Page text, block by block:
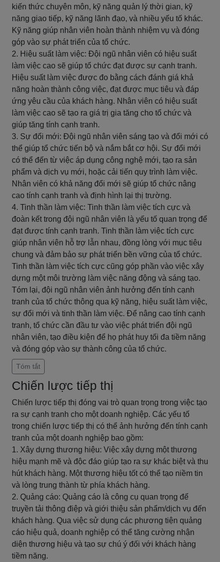
kiến thức chuyên môn, kỹ năng quản lý thời gian, kỹ
năng giao tiếp, kỹ năng lãnh đạo, và nhiều yếu tố khác.
Kỹ năng giúp nhân viên hoàn thành nhiệm vụ và đóng
góp vào sự phát triển của tổ chức.
2. Hiệu suất làm việc: Đội ngũ nhân viên có hiệu suất
làm việc cao sẽ giúp tổ chức đạt được sự cạnh tranh.
Hiệu suất làm việc được đo bằng cách đánh giá khả
năng hoàn thành công việc, đạt được mục tiêu và đáp
ứng yêu cầu của khách hàng. Nhân viên có hiệu suất
làm việc cao sẽ tạo ra giá trị gia tăng cho tổ chức và
giúp tăng tính cạnh tranh.
3. Sự đổi mới: Đội ngũ nhân viên sáng tạo và đổi mới có
thể giúp tổ chức tiến bộ và nắm bắt cơ hội. Sự đổi mới
có thể đến từ việc áp dụng công nghệ mới, tạo ra sản
phẩm và dịch vụ mới, hoặc cải tiến quy trình làm việc.
Nhân viên có khả năng đổi mới sẽ giúp tổ chức nâng
cao tính cạnh tranh và định hình lại thị trường.
4. Tinh thần làm việc: Tinh thần làm việc tích cực và
đoàn kết trong đội ngũ nhân viên là yếu tố quan trọng để
đạt được tính cạnh tranh. Tinh thần làm việc tích cực
giúp nhân viên hỗ trợ lẫn nhau, đồng lòng với mục tiêu
chung và đảm bảo sự phát triển bền vững của tổ chức.
Tinh thần làm việc tích cực cũng góp phần vào việc xây
dựng một môi trường làm việc năng động và sáng tạo.
Tóm lại, đội ngũ nhân viên ảnh hưởng đến tính cạnh
tranh của tổ chức thông qua kỹ năng, hiệu suất làm việc,
sự đổi mới và tinh thần làm việc. Để nâng cao tính cạnh
tranh, tổ chức cần đầu tư vào việc phát triển đội ngũ
nhân viên, tạo điều kiện để họ phát huy tối đa tiềm năng
và đóng góp vào sự thành công của tổ chức.
Tóm tắt
Chiến lược tiếp thị
Chiến lược tiếp thị đóng vai trò quan trọng trong việc tạo
ra sự cạnh tranh cho một doanh nghiệp. Các yếu tố
trong chiến lược tiếp thị có thể ảnh hưởng đến tính cạnh
tranh của một doanh nghiệp bao gồm:
1. Xây dựng thương hiệu: Việc xây dựng một thương
hiệu mạnh mẽ và độc đáo giúp tạo ra sự khác biệt và thu
hút khách hàng. Một thương hiệu tốt có thể tạo niềm tin
và lòng trung thành từ phía khách hàng.
2. Quảng cáo: Quảng cáo là công cụ quan trọng để
truyền tải thông điệp và giới thiệu sản phẩm/dịch vụ đến
khách hàng. Qua việc sử dụng các phương tiện quảng
cáo hiệu quả, doanh nghiệp có thể tăng cường nhận
diện thương hiệu và tạo sự chú ý đối với khách hàng
tiềm năng.